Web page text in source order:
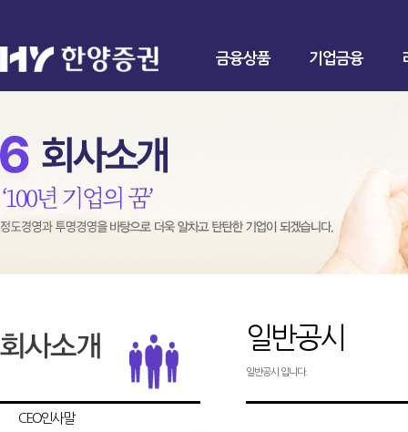
금융상품 기업금융
CEO인사말
일반공시
일반공시 입니다.